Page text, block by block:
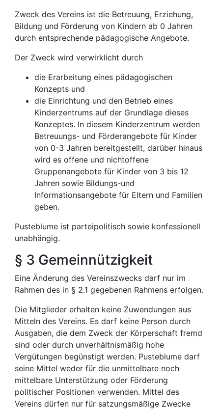
Zweck des Vereins ist die Betreuung, Erziehung,
Bildung und Förderung von Kindern ab 0 Jahren
durch entsprechende pädagogische Angebote.
Der Zweck wird verwirklicht durch
die Erarbeitung eines pädagogischen
Konzepts und
die Einrichtung und den Betrieb eines
Kinderzentrums auf der Grundlage dieses
Konzeptes. In diesem Kinderzentrum werden
Betreuungs- und Förderangebote für Kinder
von 0-3 Jahren bereitgestellt, darüber hinaus
wird es offene und nichtoffene
Gruppenangebote für Kinder von 3 bis 12
Jahren sowie Bildungs-und
Informationsangebote für Eltern und Familien
geben.
Pusteblume ist parteipolitisch sowie konfessionell
unabhängig.
§ 3 Gemeinnützigkeit
Eine Änderung des Vereinszwecks darf nur im
Rahmen des in § 2.1 gegebenen Rahmens erfolgen.
Die Mitglieder erhalten keine Zuwendungen aus
Mitteln des Vereins. Es darf keine Person durch
Ausgaben, die dem Zweck der Körperschaft fremd
sind oder durch unverhältnismäßig hohe
Vergütungen begünstigt werden. Pusteblume darf
seine Mittel weder für die unmittelbare noch
mittelbare Unterstützung oder Förderung
politischer Positionen verwenden. Mittel des
Vereins dürfen nur für satzungsmäßige Zwecke